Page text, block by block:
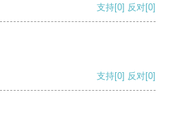
支持[0] 反对[0]
支持[0] 反对[0]